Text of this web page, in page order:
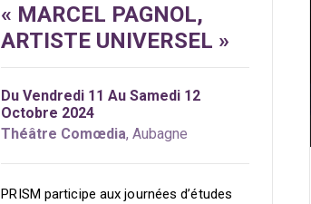
« MARCEL PAGNOL,
ARTISTE UNIVERSEL »
Du Vendredi 11 Au Samedi 12
Octobre 2024
Théâtre Comœdia, Aubagne
PRISM participe aux journées d’études